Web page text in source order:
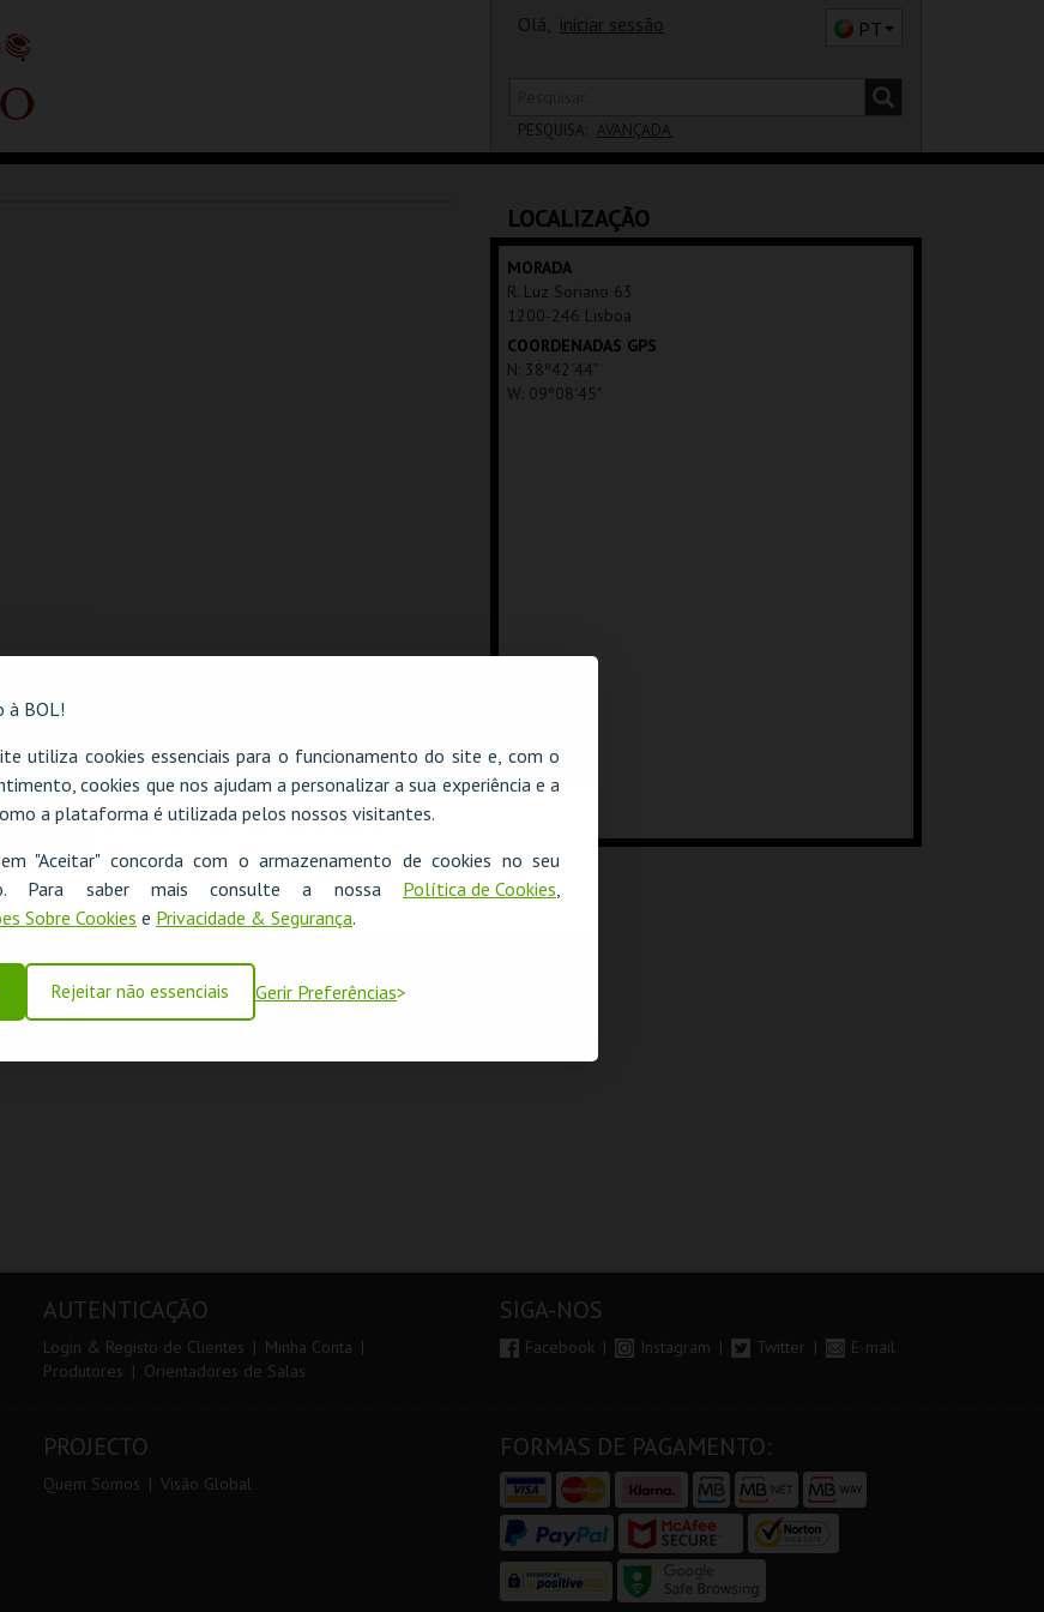
à BOL!
utiliza cookies essenciais para o funcionamento do site e, com o
cookies que nos ajudam a personalizar a sua experiência e a
a plataforma é utilizada pelos nossos visitantes.
"Aceitar" concorda com o armazenamento de cookies no seu
Para saber mais consulte a nossa Política de Cookies
Sobre Cookies e Privacidade & Segurança.
Rejeitar não essenciais Gerir Preferências
Olá, iniciar sessão PT
PESQUISA: AVANÇADA
SALA
LOCALIZAÇÃO
MORADA
R. Luz Soriano 63
1200-246 Lisboa
COORDENADAS GPS
N: 38º42'44"
W: 09º08'45"
AUTENTICAÇÃO
Login & Registo de Clientes
Minha Conta
Produtores
Orientadores de Salas
SIGA-NOS
Facebook Instagram Twitter E-mail
PROJECTO
Quem Somos Visão Global
FORMAS DE PAGAMENTO:
O evento escolhido não está disponível
OK